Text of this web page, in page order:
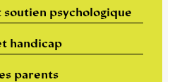
soutien psychologique
handicap
parents